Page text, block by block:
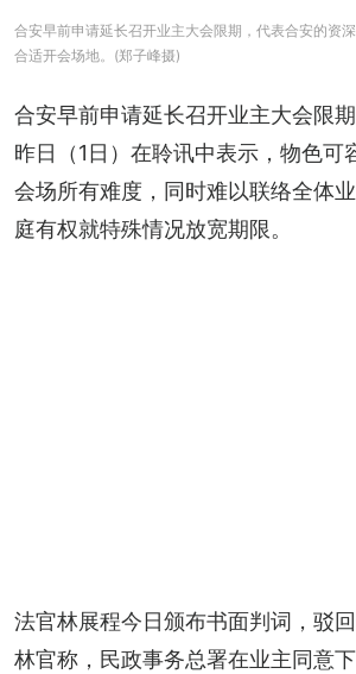
合安早前申请延长召开业主大会限期，代表合安的资
合适开会场地。(郑子峰摄)
合安早前申请延长召开业主大会限
昨日（1日）在聆讯中表示，物色可
会场所有难度，同时难以联络全体
庭有权就特殊情况放宽期限。
法官林展程今日颁布书面判词，驳回
林官称，民政事务总署在业主同意